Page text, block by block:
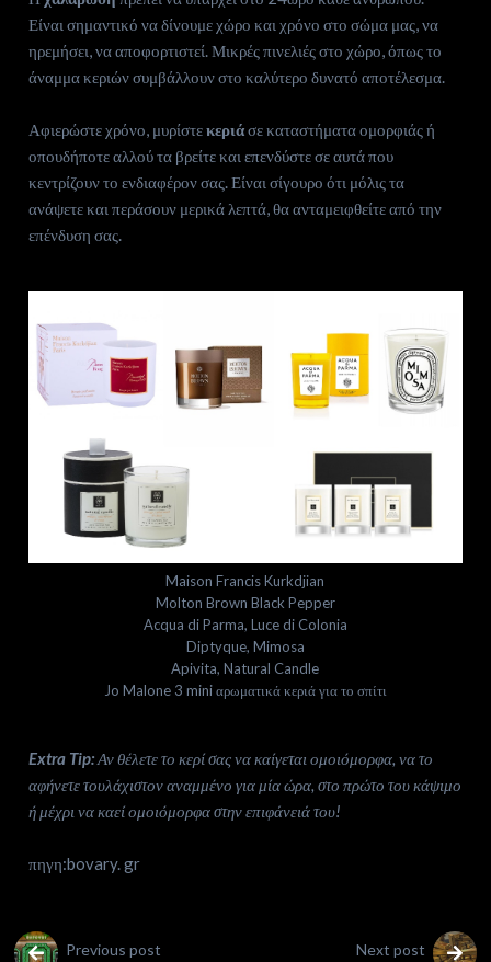
Είναι σημαντικό να δίνουμε χώρο και χρόνο στο σώμα μας, να
ηρεμήσει, να αποφορτιστεί. Μικρές πινελιές στο χώρο, όπως το
άναμμα κεριών συμβάλλουν στο καλύτερο δυνατό αποτέλεσμα.
Αφιερώστε χρόνο, μυρίστεκεριάσε καταστήματα ομορφιάς ή
οπουδήποτε αλλού τα βρείτε και επενδύστε σε αυτά που
κεντρίζουν το ενδιαφέρον σας. Είναι σίγουρο ότι μόλις τα
ανάψετε και περάσουν μερικά λεπτά, θα ανταμειφθείτε από την
επένδυση σας.
Maison Francis Kurkdjian
Molton Brown Black Pepper
Acqua di Parma, Luce di Colonia
Diptyque, Mimosa
Apivita, Natural Candle
Jo Malone 3 mini αρωματικά κεριά για το σπίτι
Extra Tip:Αν θέλετε το κερί σας να καίγεται ομοιόμορφα, να το
αφήνετε τουλάχιστον αναμμένο για μία ώρα, στο πρώτο του κάψιμο
ή μέχρι να καεί ομοιόμορφα στην επιφάνειά του!
πηγη:bovary. gr
Previous post Next post